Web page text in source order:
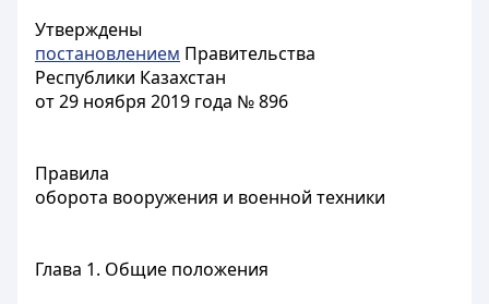
Утверждены
постановлением Правительства
Республики Казахстан
от 29 ноября 2019 года № 896
Правила
оборота вооружения и военной техники
Глава 1. Общие положения